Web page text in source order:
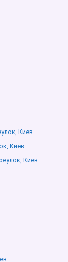
Киев
Киев
Киев